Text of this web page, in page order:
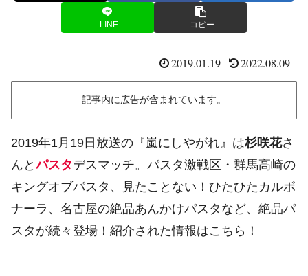
LINE コピー
2019.01.19 2022.08.09
記事内に広告が含まれています。
2019年1月19日放送の『嵐にしやがれ』は杉咲花さ
んとパスタデスマッチ。パスタ激戦区・群馬高崎の
キングオブパスタ、見たことない！ひたひたカルボ
ナーラ、名古屋の絶品あんかけパスタなど、絶品パ
スタが続々登場！紹介された情報はこちら！